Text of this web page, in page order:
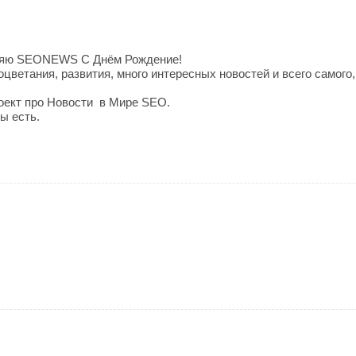
SEONEWS С Днём Рождение!
развития, много интересных новостей и всего
про Новости в Мире SEO.
есть.